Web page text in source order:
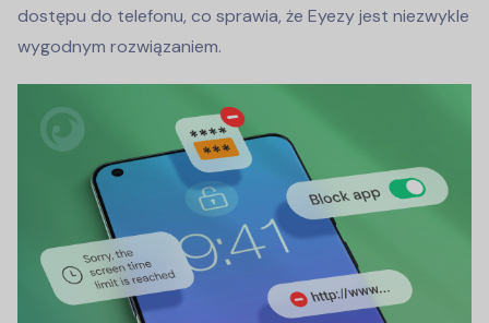
dostępu do telefonu, co sprawia, że Eyezy jest niezwykle
wygodnym rozwiązaniem.